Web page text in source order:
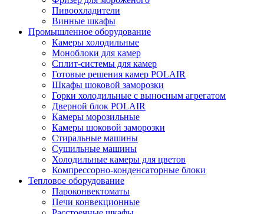
Пивоохладители
Винные шкафы
Промышленное оборудование
Камеры холодильные
Моноблоки для камер
Сплит-системы для камер
Готовые решения камер POLAIR
Шкафы шоковой заморозки
Горки холодильные с выносным агрегатом
Дверной блок POLAIR
Камеры морозильные
Камеры шоковой заморозки
Стиральные машины
Сушильные машины
Холодильные камеры для цветов
Компрессорно-конденсаторные блоки
Тепловое оборудование
Пароконвектоматы
Печи конвекционные